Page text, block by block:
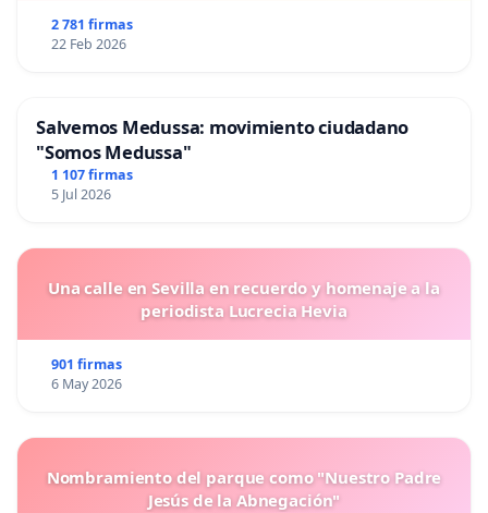
2 781 firmas
22 Feb 2026
Salvemos Medussa: movimiento ciudadano
"Somos Medussa"
1 107 firmas
5 Jul 2026
Una calle en Sevilla en recuerdo y homenaje a la
periodista Lucrecia Hevia
901 firmas
6 May 2026
Nombramiento del parque como "Nuestro Padre
Jesús de la Abnegación"